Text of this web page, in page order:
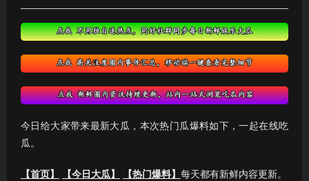
今日给大家带来最新大瓜，本次热门瓜爆料如下，一起在线吃
瓜。
【首页】 【今日大瓜】 【热门爆料】 每天都有新鲜内容更新。